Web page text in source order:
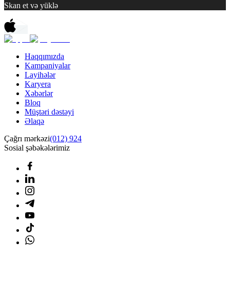
Skan et və yüklə
Haqqımızda
Kampaniyalar
Layihələr
Karyera
Xəbərlər
Bloq
Müştəri dəstəyi
Əlaqə
Çağrı mərkəzi(012) 924
Sosial şəbəkələrimiz